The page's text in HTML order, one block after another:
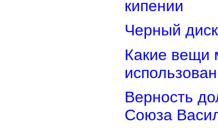
кипении
Черный
Какие вещи
Верность
Союза